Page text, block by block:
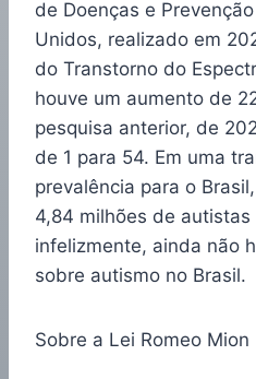
de Doenças e
Unidos, realizado em
do Transtorno do
houve um aumento de
pesquisa anterior, de
de 1 para 54. Em uma
prevalência para o
4,84 milhões de autistas
infelizmente, ainda não
sobre autismo no Brasil.
Sobre a Lei Romeo Mion